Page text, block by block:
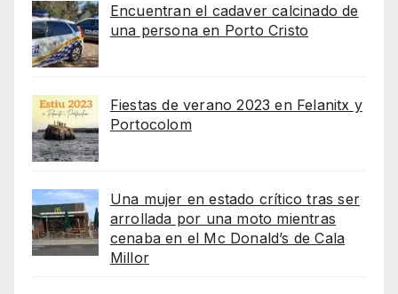
Encuentran el cadaver calcinado de
una persona en Porto Cristo
Fiestas de verano 2023 en Felanitx y
Portocolom
Una mujer en estado crítico tras ser
arrollada por una moto mientras
cenaba en el Mc Donald’s de Cala
Millor